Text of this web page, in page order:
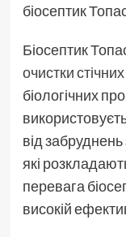
біосептик
Біосептик
очистки
біологічних
від
які
перевага
високій